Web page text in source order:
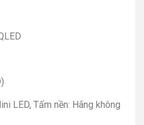
LED, Tấm nền: Hãng không